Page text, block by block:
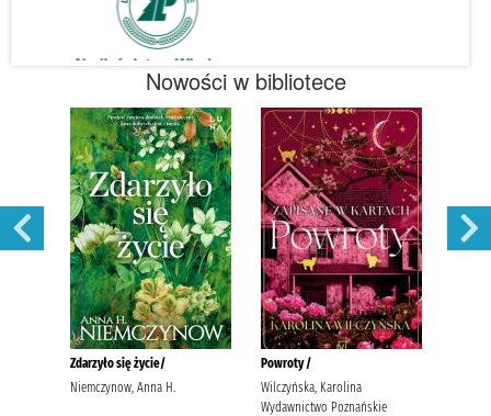
Nowości w bibliotece